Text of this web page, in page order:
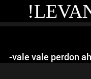
-vale vale perdon